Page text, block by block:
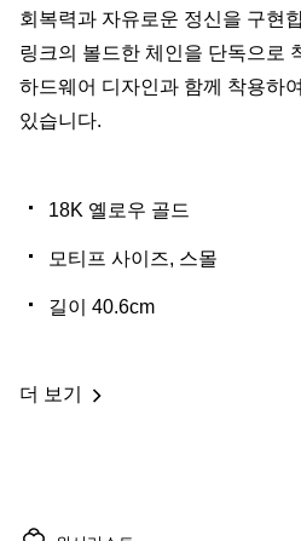
회복력과 자유로운 정신을 구현
링크의 볼드한 체인을 단독으로
하드웨어 디자인과 함께 착용하
있습니다.
18K 옐로우 골드
모티프 사이즈, 스몰
길이 40.6cm
더 보기